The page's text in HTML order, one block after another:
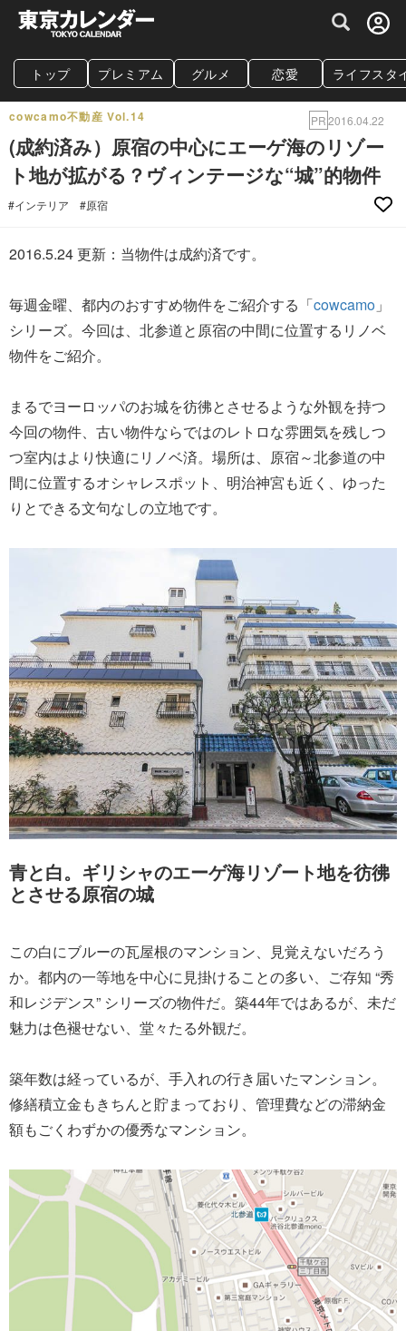
グルメ情報・プレミアムレストラン予約
トップ プレミアム グルメ 恋愛 ライフスタ
cowcamo不動産 Vol.14 PR2016.04.22
(成約済み）原宿の中心にエーゲ海のリゾー
ト地が拡がる？ヴィンテージな“城”的物件
#インテリア #原宿
2016.5.24 更新：当物件は成約済です。
毎週金曜、都内のおすすめ物件をご紹介する「cowcamo 」
シリーズ。今回は、北参道と原宿の中間に位置するリノベ
物件をご紹介。
まるでヨーロッパのお城を彷彿とさせるような外観を持つ
今回の物件、古い物件ならではのレトロな雰囲気を残しつ
つ室内はより快適にリノベ済。場所は、原宿～北参道の中
間に位置するオシャレスポット、明治神宮も近く、ゆった
りとできる文句なしの立地です。
青と白。ギリシャのエーゲ海リゾート地を彷彿
とさせる原宿の城
この白にブルーの瓦屋根のマンション、見覚えないだろう
か。都内の一等地を中心に見掛けることの多い、ご存知 “秀
和レジデンス” シリーズの物件だ。築44年ではあるが、未だ
魅力は色褪せない、堂々たる外観だ。
築年数は経っているが、手入れの行き届いたマンション。
修繕積立金もきちんと貯まっており、管理費などの滞納金
額もごくわずかの優秀なマンション。